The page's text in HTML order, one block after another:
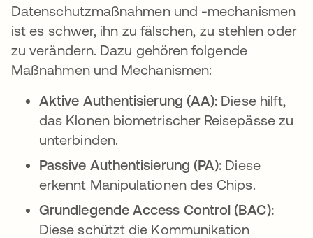
Datenschutzmaßnahmen und -mechanismen
ist es schwer, ihn zu fälschen, zu stehlen oder
zu verändern. Dazu gehören folgende
Maßnahmen und Mechanismen:
Aktive Authentisierung (AA): Diese hilft,
das Klonen biometrischer Reisepässe zu
unterbinden.
Passive Authentisierung (PA): Diese
erkennt Manipulationen des Chips.
Grundlegende Access Control (BAC):
Diese schützt die Kommunikation